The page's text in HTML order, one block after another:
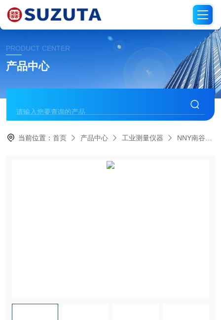
PRODUCT CENTER
产品中心
当前位置：首页 产品中心 工业测量仪器 NNY南谷制作所